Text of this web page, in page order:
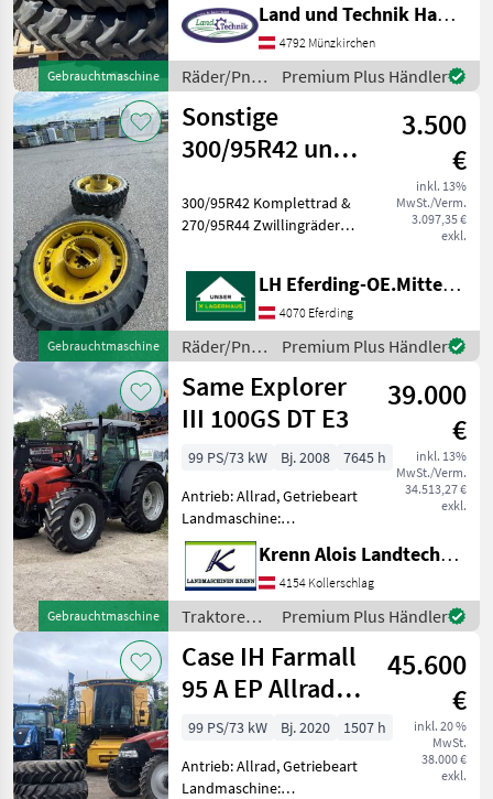
Gebrauchtmaschine
80 % • Dimension hinten
13.6 R - 48 • 8 Loch Felge •
Land und Technik HandelsgesmbH
4792 Münzkirchen
Räder/Pneu/Felgen
/ Alliance
Premium Plus Händler
Gebrauchtmaschine
Sonstige
300/95R42 und
3.500
€
inkl. 13%
MwSt./Verm.
3.097,35 €
exkl.
300/95R42 Komplettrad &
270/95R44 Zwillingräder
Traktorräder
LH Eferding-OE.Mitte, Eferding
4070 Eferding
Räder/Pneu/Felgen
/ Sonstige
Premium Plus Händler
Gebrauchtmaschine
Same Explorer
III 100GS DT E3
39.000
€
inkl. 13%
MwSt./Verm.
34.513,27 €
exkl.
99 PS/73 kW Bj. 2008
7645 h
Antrieb: Allrad, Getriebeart
Landmaschine:
Schaltgetriebe, Plattform:
Kabine,
Zapfwellendrehzahl:
430/540/540E/1000,
Höchstgeschwindigkeit in
km/h: 40 km/h, Aufladung:
Tu
Krenn Alois Landtechnik GmbH
4154 Kollerschlag
Traktoren /
Same
Premium Plus Händler
Case IH Farmall
95 A EP Allrad
Basis
45.600
€
inkl. 20 %
MwSt.
38.000 €
exkl.
99 PS/73 kW Bj. 2020
1507 h
Antrieb: Allrad, Getriebeart
Landmaschine: